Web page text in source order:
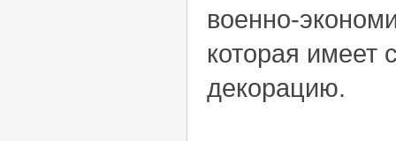
военно-
которая имеет
декорацию.